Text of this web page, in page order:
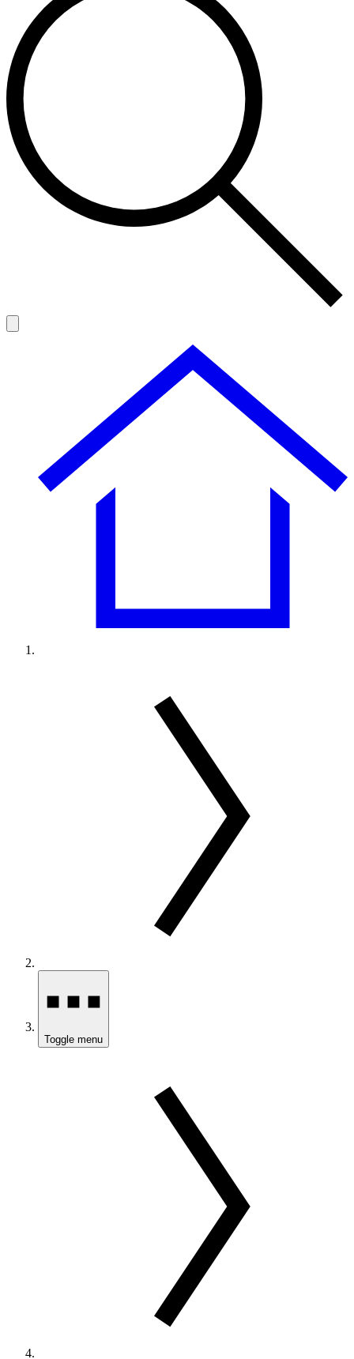
Toggle menu